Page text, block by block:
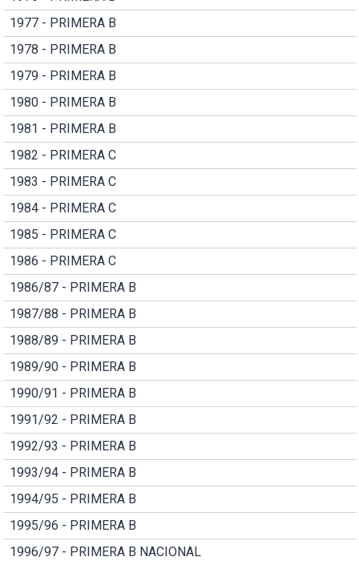
1977 - PRIMERA B
1978 - PRIMERA B
1979 - PRIMERA B
1980 - PRIMERA B
1981 - PRIMERA B
1982 - PRIMERA C
1983 - PRIMERA C
1984 - PRIMERA C
1985 - PRIMERA C
1986 - PRIMERA C
1986/87 - PRIMERA B
1987/88 - PRIMERA B
1988/89 - PRIMERA B
1989/90 - PRIMERA B
1990/91 - PRIMERA B
1991/92 - PRIMERA B
1992/93 - PRIMERA B
1993/94 - PRIMERA B
1994/95 - PRIMERA B
1995/96 - PRIMERA B
1996/97 - PRIMERA B NACIONAL